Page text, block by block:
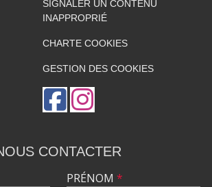
SIGNALER UN CONTENU
INAPPROPRIÉ
CHARTE COOKIES
GESTION DES COOKIES
CONTACTER
PRÉNOM *